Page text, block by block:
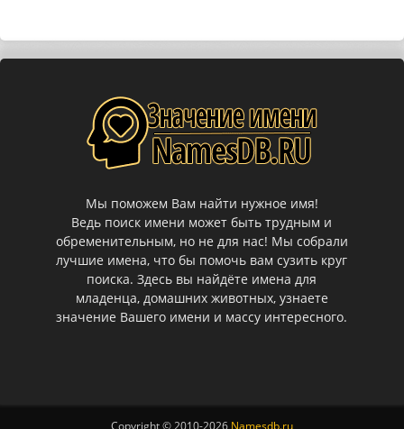
Мы поможем Вам найти нужное имя!
Ведь поиск имени может быть трудным и
обременительным, но не для нас! Мы собрали
лучшие имена, что бы помочь вам сузить круг
поиска. Здесь вы найдёте имена для
младенца, домашних животных, узнаете
значение Вашего имени и массу интересного.
Copyright © 2010-2026 Namesdb.ru